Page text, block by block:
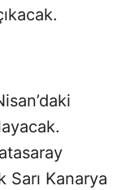
Sarı Kanarya